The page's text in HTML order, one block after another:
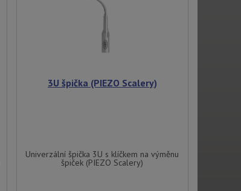
3U špička (PIEZO Scalery)
Univerzální špička 3U s klíčkem na výměnu
špiček (PIEZO Scalery)